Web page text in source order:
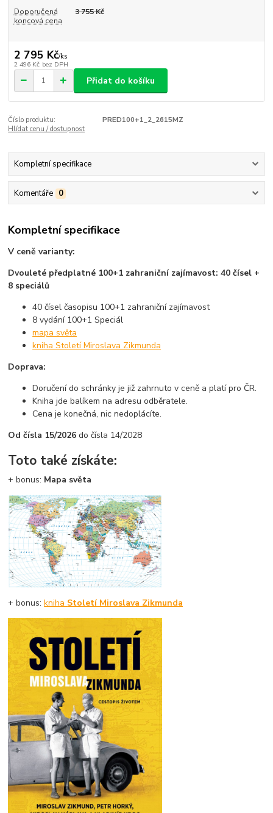
Doporučená
koncová cena
3 755 Kč
2 795 Kč/ks
2 496 Kč bez DPH
Přidat do košíku
Číslo produktu:
PRED100+1_2_2615MZ
Hlídat cenu / dostupnost
Kompletní specifikace
Komentáře 0
Kompletní specifikace
V ceně varianty:
Dvouleté předplatné 100+1 zahraniční zajímavost: 40 čísel +
8 speciálů
40 čísel časopisu 100+1 zahraniční zajímavost
8 vydání 100+1 Speciál
mapa světa
kniha Století Miroslava Zikmunda
Doprava:
Doručení do schránky je již zahrnuto v ceně a platí pro ČR.
Kniha jde balíkem na adresu odběratele.
Cena je konečná, nic nedoplácíte.
Od čísla 15/2026do čísla 14/2028
Toto také získáte:
+bonus: Mapa světa
+bonus:kniha Století Miroslava Zikmunda